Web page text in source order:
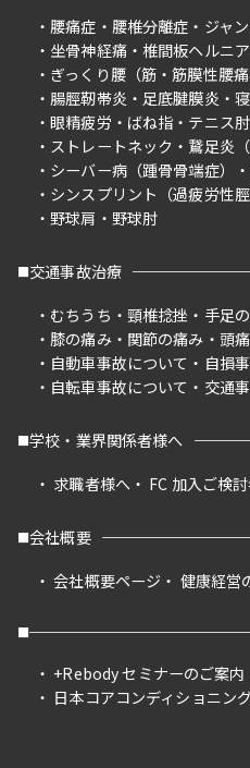
腰痛症
腰椎分離症 ジャ
坐骨神経痛
椎間板ヘルニア
ぎっくり腰（筋・筋膜性腰痛
腸脛靭帯炎
足底腱膜炎
眼精疲労
ばね指
テニス
ストレートネック
鵞足炎
シーバー病（踵骨骨端症）
シンスプリント（過疲労性脛
野球肩
野球肘
交通事故治療
むちうち
頸椎捻挫 手足
膝の痛み
関節の痛み
頭
自動車事故について
自損
自転車事故について
交通
学校・業界関係者様へ
求職者様へ
FC 加入ご検
会社概要
会社概要ページ
健康経営
+Rebody セミナーのご案内
日本コアコンディショニン